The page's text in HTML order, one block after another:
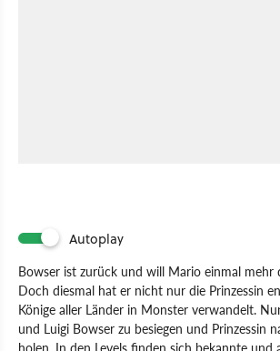
Autoplay
Bowser ist zurück und will Mario einmal mehr
Doch diesmal hat er nicht nur die Prinzessin
Könige aller Länder in Monster verwandelt.
und Luigi Bowser zu besiegen und Prinzessin
holen. In den Levels finden sich bekannte und